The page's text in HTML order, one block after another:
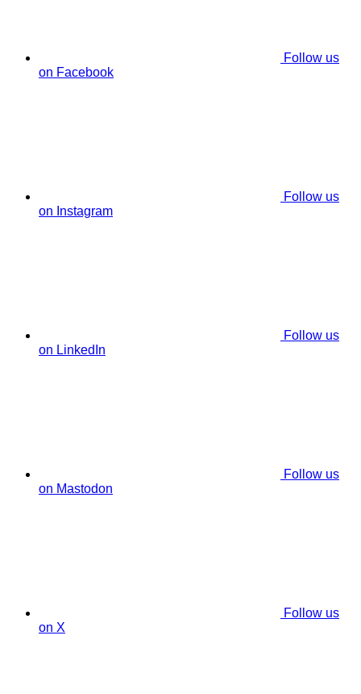
Follow us
on Facebook
Follow us
on Instagram
Follow us
on LinkedIn
Follow us
on Mastodon
Follow us
on X